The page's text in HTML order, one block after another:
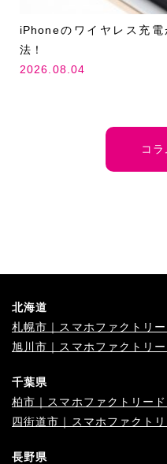
iPhoneのワイヤレス充
法！
2026.08.04
コ
北海道
札幌市｜スマホファクトリ
旭川市｜スマホファクトリ
千葉県
柏市｜スマホファクトリー
四街道市｜スマホファクト
長野県